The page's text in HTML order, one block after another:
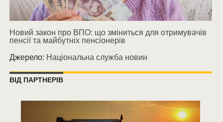
Новий закон про ВПО: що зміниться для отримувачів
пенсії та майбутніх пенсіонерів
Джерело: Національна служба новин
ВІД ПАРТНЕРІВ